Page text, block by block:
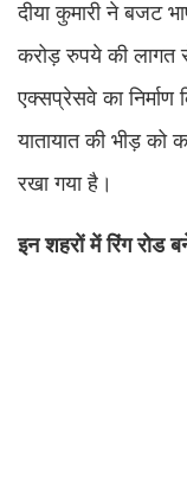
दीया कुमारी ने बजट
करोड़ रुपये की लागत
एक्सप्रेसवे का
यातायात की भीड़ को
रखा गया है।
इन शहरों में रिंग रोड